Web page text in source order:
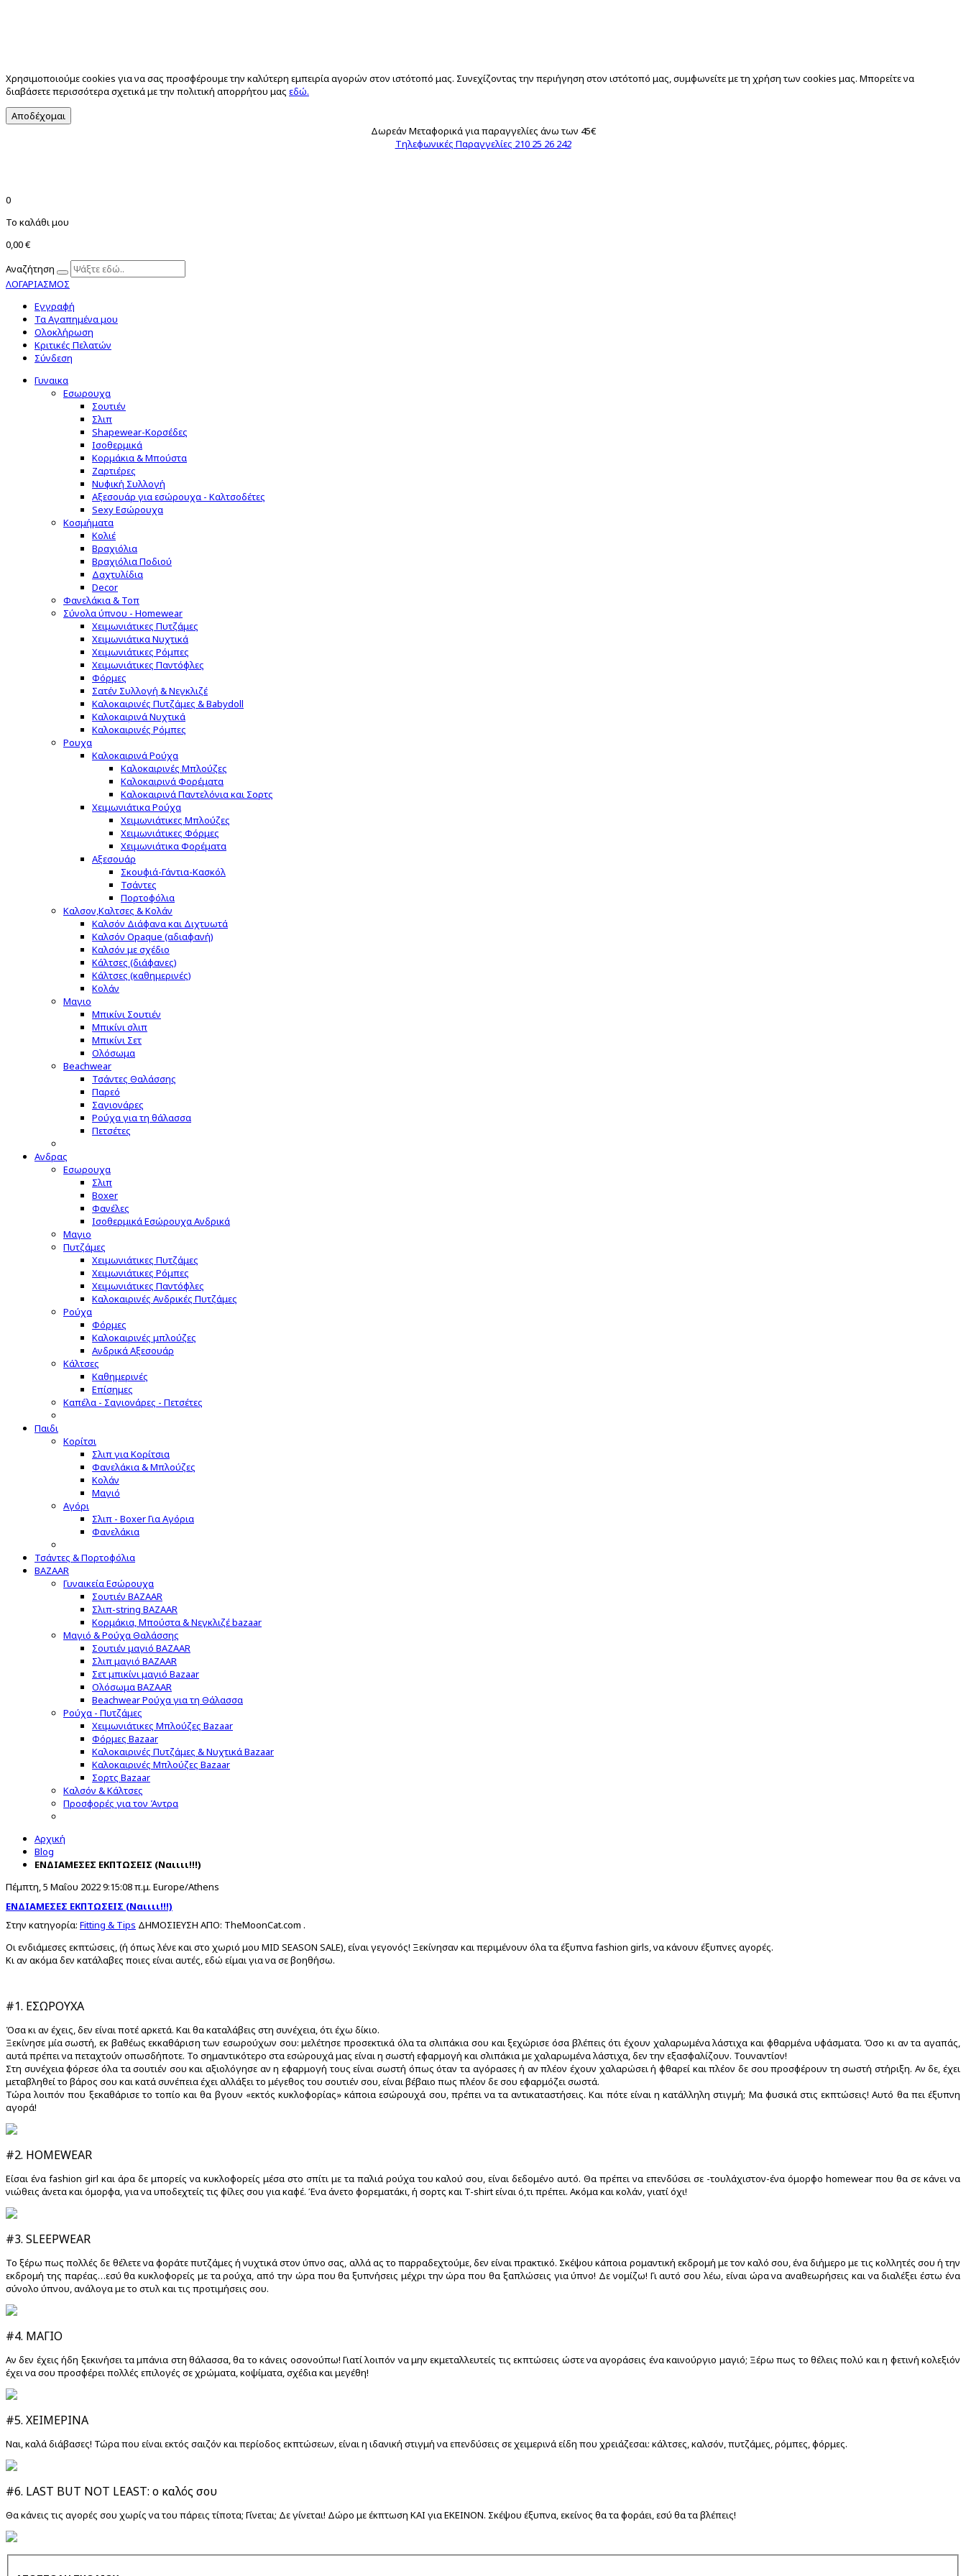
Χρησιμοποιούμε cookies για να σας προσφέρουμε την καλύτερη εμπειρία αγορών στον ιστότοπό μας. Συνεχίζοντας την περιήγηση στον ιστότοπό μας, συμφωνείτε με τη χρήση των cookies μας. Μπορείτε να
διαβάσετε περισσότερα σχετικά με την πολιτική απορρήτου μας εδώ.
Αποδέχομαι
Δωρεάν Μεταφορικά για παραγγελίες άνω των 45€
Τηλεφωνικές Παραγγελίες 210 25 26 242
0
Το καλάθι μου
0,00 €
Αναζήτηση
ΛΟΓΑΡΙΑΣΜΟΣ
Εγγραφή
Τα Αγαπημένα μου
Ολοκλήρωση
Κριτικές Πελατών
Σύνδεση
Γυναικα
Εσωρουχα
Σουτιέν
Σλιπ
Shapewear-Κορσέδες
Ισοθερμικά
Κορμάκια & Μπούστα
Ζαρτιέρες
Νυφική Συλλογή
Αξεσουάρ για εσώρουχα - Καλτσοδέτες
Sexy Εσώρουχα
Κοσμήματα
Κολιέ
Βραχιόλια
Βραχιόλια Ποδιού
Δαχτυλίδια
Decor
Φανελάκια & Τοπ
Σύνολα ύπνου - Homewear
Χειμωνιάτικες Πυτζάμες
Χειμωνιάτικα Νυχτικά
Χειμωνιάτικες Ρόμπες
Χειμωνιάτικες Παντόφλες
Φόρμες
Σατέν Συλλογή & Νεγκλιζέ
Καλοκαιρινές Πυτζάμες & Babydoll
Καλοκαιρινά Νυχτικά
Καλοκαιρινές Ρόμπες
Ρουχα
Καλοκαιρινά Ρούχα
Καλοκαιρινές Μπλούζες
Καλοκαιρινά Φορέματα
Καλοκαιρινά Παντελόνια και Σορτς
Χειμωνιάτικα Ρούχα
Χειμωνιάτικες Μπλούζες
Χειμωνιάτικες Φόρμες
Χειμωνιάτικα Φορέματα
Αξεσουάρ
Σκουφιά-Γάντια-Κασκόλ
Τσάντες
Πορτοφόλια
Καλσον,Καλτσες & Κολάν
Καλσόν Διάφανα και Διχτυωτά
Καλσόν Opaque (αδιαφανή)
Καλσόν με σχέδιο
Κάλτσες (διάφανες)
Κάλτσες (καθημερινές)
Κολάν
Μαγιο
Μπικίνι Σουτιέν
Μπικίνι σλιπ
Μπικίνι Σετ
Ολόσωμα
Beachwear
Τσάντες Θαλάσσης
Παρεό
Σαγιονάρες
Ρούχα για τη θάλασσα
Πετσέτες
Ανδρας
Εσωρουχα
Σλιπ
Boxer
Φανέλες
Ισοθερμικά Εσώρουχα Ανδρικά
Μαγιο
Πυτζάμες
Χειμωνιάτικες Πυτζάμες
Χειμωνιάτικες Ρόμπες
Χειμωνιάτικες Παντόφλες
Καλοκαιρινές Ανδρικές Πυτζάμες
Ρούχα
Φόρμες
Καλοκαιρινές μπλούζες
Ανδρικά Αξεσουάρ
Κάλτσες
Καθημερινές
Επίσημες
Καπέλα - Σαγιονάρες - Πετσέτες
Παιδι
Κορίτσι
Σλιπ για Κορίτσια
Φανελάκια & Μπλούζες
Κολάν
Μαγιό
Αγόρι
Σλιπ - Boxer Για Αγόρια
Φανελάκια
Τσάντες & Πορτοφόλια
BAZAAR
Γυναικεία Εσώρουχα
Σουτιέν BAZAAR
Σλιπ-string BAZAAR
Κορμάκια, Μπούστα & Νεγκλιζέ bazaar
Μαγιό & Ρούχα Θαλάσσης
Σουτιέν μαγιό BAZAAR
Σλιπ μαγιό BAZAAR
Σετ μπικίνι μαγιό Bazaar
Ολόσωμα BAZAAR
Beachwear Ρούχα για τη Θάλασσα
Ρούχα - Πυτζάμες
Χειμωνιάτικες Μπλούζες Bazaar
Φόρμες Bazaar
Καλοκαιρινές Πυτζάμες & Νυχτικά Bazaar
Καλοκαιρινές Μπλούζες Bazaar
Σορτς Bazaar
Καλσόν & Κάλτσες
Προσφορές για τον Άντρα
Αρχική
Blog
ΕΝΔΙΑΜΕΣΕΣ ΕΚΠΤΩΣΕΙΣ (Ναιιιι!!!)
Πέμπτη, 5 Μαΐου 2022 9:15:08 π.μ. Europe/Athens
ΕΝΔΙΑΜΕΣΕΣ ΕΚΠΤΩΣΕΙΣ (Ναιιιι!!!)
Στην κατηγορία: Fitting & Tips ΔΗΜΟΣΙΕΥΣΗ ΑΠΟ: TheMoonCat.com .
Οι ενδιάμεσες εκπτώσεις, (ή όπως λένε και στο χωριό μου MID SEASON SALE), είναι γεγονός! Ξεκίνησαν και περιμένουν όλα τα έξυπνα fashion girls, να κάνουν έξυπνες αγορές.
Κι αν ακόμα δεν κατάλαβες ποιες είναι αυτές, εδώ είμαι για να σε βοηθήσω.
#1. ΕΣΩΡΟΥΧΑ
Όσα κι αν έχεις, δεν είναι ποτέ αρκετά. Και θα καταλάβεις στη συνέχεια, ότι έχω δίκιο.
Ξεκίνησε μία σωστή, εκ βαθέως εκκαθάριση των εσωρούχων σου: μελέτησε προσεκτικά όλα τα σλιπάκια σου και ξεχώρισε όσα βλέπεις ότι έχουν χαλαρωμένα λάστιχα και φθαρμένα υφάσματα. Όσο κι αν τα αγαπάς,
αυτά πρέπει να πεταχτούν οπωσδήποτε. Το σημαντικότερο στα εσώρουχά μας είναι η σωστή εφαρμογή και σλιπάκια με χαλαρωμένα λάστιχα, δεν την εξασφαλίζουν. Τουναντίον!
Στη συνέχεια φόρεσε όλα τα σουτιέν σου και αξιολόγησε αν η εφαρμογή τους είναι σωστή όπως όταν τα αγόρασες ή αν πλέον έχουν χαλαρώσει ή φθαρεί και πλέον δε σου προσφέρουν τη σωστή στήριξη. Αν δε, έχει
μεταβληθεί το βάρος σου και κατά συνέπεια έχει αλλάξει το μέγεθος του σουτιέν σου, είναι βέβαιο πως πλέον δε σου εφαρμόζει σωστά.
Τώρα λοιπόν που ξεκαθάρισε το τοπίο και θα βγουν «εκτός κυκλοφορίας» κάποια εσώρουχά σου, πρέπει να τα αντικαταστήσεις. Και πότε είναι η κατάλληλη στιγμή; Μα φυσικά στις εκπτώσεις! Αυτό θα πει έξυπνη
αγορά!
#2. HOMEWEAR
Είσαι ένα fashion girl και άρα δε μπορείς να κυκλοφορείς μέσα στο σπίτι με τα παλιά ρούχα του καλού σου, είναι δεδομένο αυτό. Θα πρέπει να επενδύσει σε -τουλάχιστον-ένα όμορφο homewear που θα σε κάνει να
νιώθεις άνετα και όμορφα, για να υποδεχτείς τις φίλες σου για καφέ. Ένα άνετο φορεματάκι, ή σορτς και T-shirt είναι ό,τι πρέπει. Ακόμα και κολάν, γιατί όχι!
#3. SLEEPWEAR
Το ξέρω πως πολλές δε θέλετε να φοράτε πυτζάμες ή νυχτικά στον ύπνο σας, αλλά ας το παρραδεχτούμε, δεν είναι πρακτικό. Σκέψου κάποια ρομαντική εκδρομή με τον καλό σου, ένα διήμερο με τις κολλητές σου ή την
εκδρομή της παρέας…εσύ θα κυκλοφορείς με τα ρούχα, από την ώρα που θα ξυπνήσεις μέχρι την ώρα που θα ξαπλώσεις για ύπνο! Δε νομίζω! Γι αυτό σου λέω, είναι ώρα να αναθεωρήσεις και να διαλέξει έστω ένα
σύνολο ύπνου, ανάλογα με το στυλ και τις προτιμήσεις σου.
#4. ΜΑΓΙΟ
Αν δεν έχεις ήδη ξεκινήσει τα μπάνια στη θάλασσα, θα το κάνεις οσονούπω! Γιατί λοιπόν να μην εκμεταλλευτείς τις εκπτώσεις ώστε να αγοράσεις ένα καινούργιο μαγιό; Ξέρω πως το θέλεις πολύ και η φετινή κολεξιόν
έχει να σου προσφέρει πολλές επιλογές σε χρώματα, κοψίματα, σχέδια και μεγέθη!
#5. ΧΕΙΜΕΡΙΝΑ
Ναι, καλά διάβασες! Τώρα που είναι εκτός σαιζόν και περίοδος εκπτώσεων, είναι η ιδανική στιγμή να επενδύσεις σε χειμερινά είδη που χρειάζεσαι: κάλτσες, καλσόν, πυτζάμες, ρόμπες, φόρμες.
#6. LAST BUT NOT LEAST: ο καλός σου
Θα κάνεις τις αγορές σου χωρίς να του πάρεις τίποτα; Γίνεται; Δε γίνεται! Δώρο με έκπτωση ΚΑΙ για ΕΚΕΙΝΟΝ. Σκέψου έξυπνα, εκείνος θα τα φοράει, εσύ θα τα βλέπεις!